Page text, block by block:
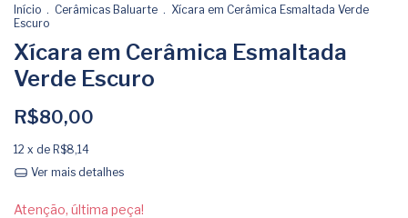
Início . Cerâmicas Baluarte . Xícara em Cerâmica Esmaltada Verde
Escuro
Xícara em Cerâmica Esmaltada
Verde Escuro
R$80,00
12 x de R$8,14
Ver mais detalhes
Atenção, última peça!